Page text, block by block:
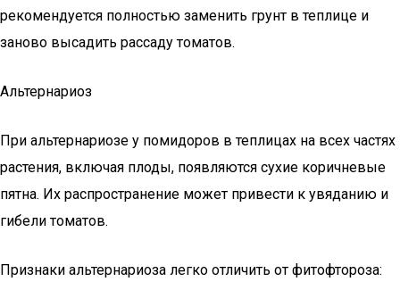
рекомендуется полностью заменить грунт в теплице и
заново высадить рассаду томатов.
Альтернариоз
При альтернариозе у помидоров в теплицах на всех частях
растения, включая плоды, появляются сухие коричневые
пятна. Их распространение может привести к увяданию и
гибели томатов.
Признаки альтернариоза легко отличить от фитофтороза: